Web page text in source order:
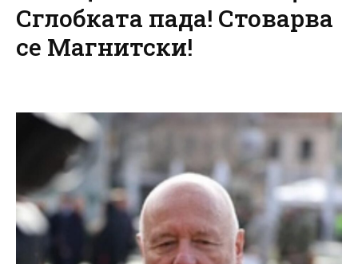
Сглобката пада! Стоварва
се Магнитски!